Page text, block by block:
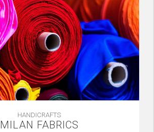
HANDICRAFTS
MILAN FABRICS